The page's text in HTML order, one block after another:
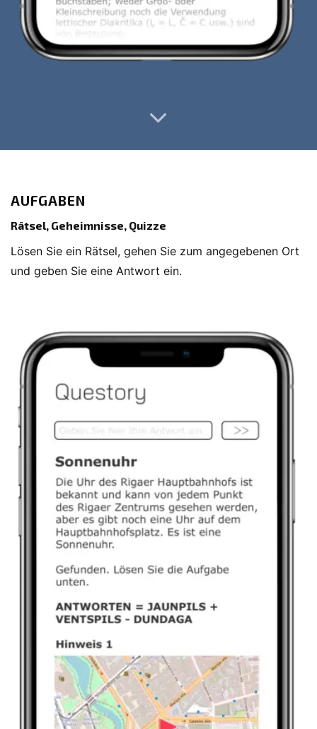
AUFGABEN
Rätsel, Geheimnisse, Quizze
Lösen Sie ein Rätsel, gehen Sie zum angegebenen Ort
und geben Sie eine Antwort ein.